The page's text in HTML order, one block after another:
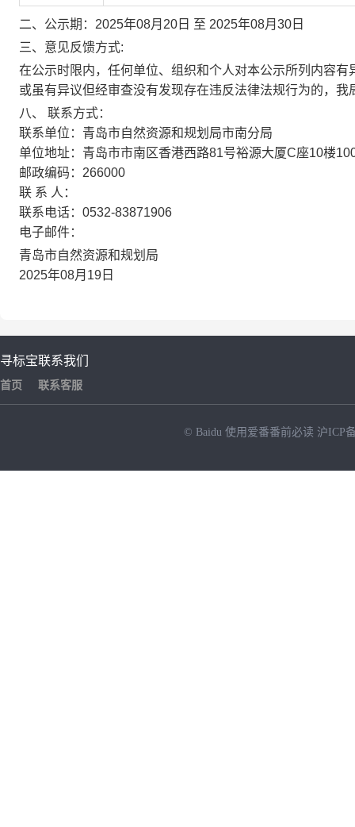
二、公示期：2025年08月20日 至 2025年08月30日
三、意见反馈方式:
在公示时限内，任何单位、组织和个人对本公示所列内容
或虽有异议但经审查没有发现存在违反法律法规行为的，
八、 联系方式：
联系单位：青岛市自然资源和规划局市南分局
单位地址：青岛市市南区香港西路81号裕源大厦C座10楼
邮政编码：266000
联 系 人：
联系电话：0532-83871906
电子邮件：
青岛市自然资源和规划局
2025年08月19日
寻标宝
首页
联系我们
联系客服
© Baidu 使用爱番番前必读 沪ICP